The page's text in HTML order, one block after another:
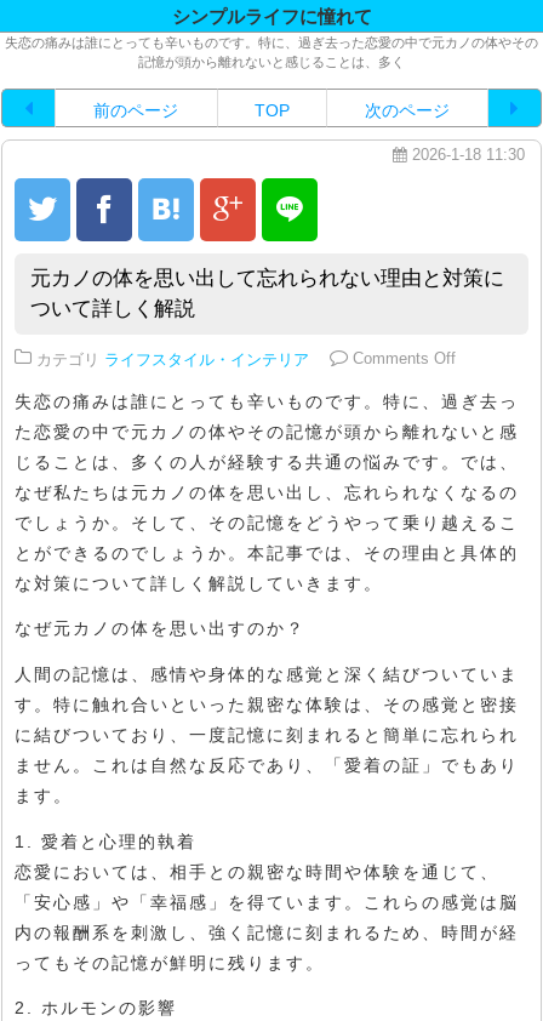
シンプルライフに憧れて
失恋の痛みは誰にとっても辛いものです。特に、過ぎ去った恋愛の中で元カノの体やその
記憶が頭から離れないと感じることは、多く
前のページ TOP 次のページ
2026-1-18 11:30
元カノの体を思い出して忘れられない理由と対策に
ついて詳しく解説
カテゴリ ライフスタイル・インテリア Comments Offon 元カノ
失恋の痛みは誰にとっても辛いものです。特に、過ぎ去っ
た恋愛の中で元カノの体やその記憶が頭から離れないと感
じることは、多くの人が経験する共通の悩みです。では、
なぜ私たちは元カノの体を思い出し、忘れられなくなるの
でしょうか。そして、その記憶をどうやって乗り越えるこ
とができるのでしょうか。本記事では、その理由と具体的
な対策について詳しく解説していきます。
なぜ元カノの体を思い出すのか？
人間の記憶は、感情や身体的な感覚と深く結びついていま
す。特に触れ合いといった親密な体験は、その感覚と密接
に結びついており、一度記憶に刻まれると簡単に忘れられ
ません。これは自然な反応であり、「愛着の証」でもあり
ます。
1. 愛着と心理的執着
恋愛においては、相手との親密な時間や体験を通じて、
「安心感」や「幸福感」を得ています。これらの感覚は脳
内の報酬系を刺激し、強く記憶に刻まれるため、時間が経
ってもその記憶が鮮明に残ります。
2. ホルモンの影響